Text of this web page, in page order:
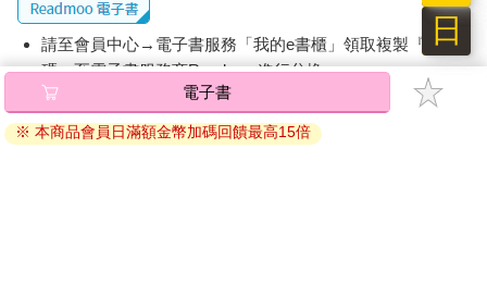
工作的一項福利。
「請走那道門，伊格納托夫先生，」女性空服員不動聲色地回覆
了他，並作勢請他走門的方向。
但他一通過那道門，康斯坦丁就知道他哪兒也別想飛了。五名身
著西裝的彪形大漢已經恭候他多時。他們其中兩人一擁而上，迅
雷不急掩耳地將他的手臂扭到身後，然後第三個人將他上銬後推
請至會員中心→電子書服務「我的e書櫃」領取複製『兌換
碼』至電子書服務商Readmoo進行兌換。
退換貨須知：
因版權保護，您在金石堂所購買的電子書僅能以金石堂專屬
電子書
※ 本商品會員日滿額金幣加碼回饋最高15倍
日